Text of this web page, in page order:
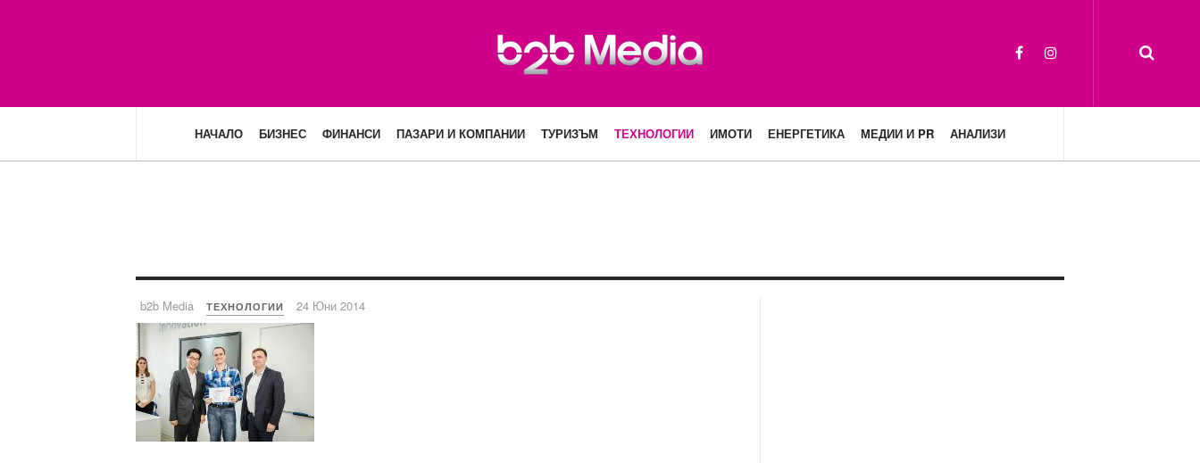
НАЧАЛО БИЗНЕС ФИНАНСИ ПАЗАРИ И КОМПАНИИ ТУРИЗЪМ ТЕХНОЛОГИИ ИМОТИ ЕНЕРГЕТИКА МЕДИИ И PR АНАЛИЗИ
b2b Media ТЕХНОЛОГИИ 24 Юни 2014